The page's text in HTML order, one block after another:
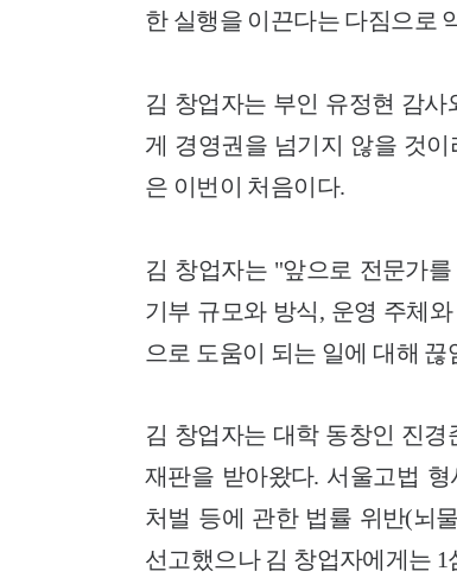
한 실행을 이끈다는 다짐으로
김 창업자는 부인 유정현 감사
게 경영권을 넘기지 않을 것
은 이번이 처음이다.
김 창업자는 "앞으로 전문가
기부 규모와 방식, 운영 주체
으로 도움이 되는 일에 대해
김 창업자는 대학 동창인 진
재판을 받아왔다. 서울고법
처벌 등에 관한 법률 위반(뇌
선고했으나 김 창업자에게는